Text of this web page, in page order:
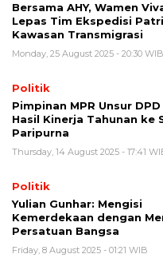
Bersama AHY, Wamen
Lepas Tim Ekspedisi
Kawasan Transmigrasi
Monday, 25 August 2025 - 20:30 WIB
Politik
Pimpinan MPR Unsur
Hasil Kinerja Tahunan ke
Paripurna
Thursday, 14 August 2025 - 17:41
Politik
Yulian Gunhar: Mengisi
Kemerdekaan dengan
Persatuan Bangsa
Friday, 8 August 2025 - 01:21 WIB